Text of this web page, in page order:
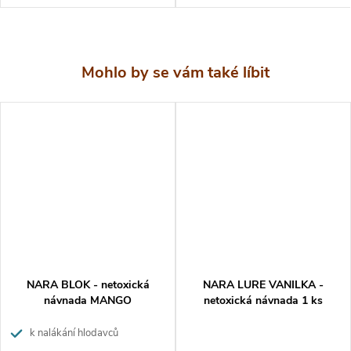
tvaru houby. Myši a krysy stráví více času na pasti, kde se
chyceni, a to i v pastích na krysy
Balení
NARA BLOK - netoxická
návnada MANGO
k nalákání hlodavců
NARA LURE VANILKA -
netoxická návnada 1 ks